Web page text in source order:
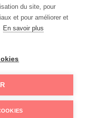
du site, pour
et pour améliorer et
En savoir plus